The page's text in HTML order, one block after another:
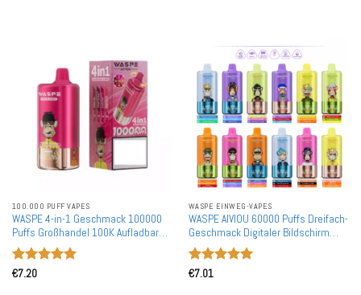
100.000 PUFF VAPES
WASPE 4-in-1 Geschmack 100000
Puffs Großhandel 100K Aufladbare
Einweg-Vapes Großhandel
Bewertet
€7.20
WASPE EINWEG-VAPES
WASPE AIVIOU 60000 Puffs Dreifach-
Geschmack Digitaler Bildschirm
Großhandel 60K Wiederaufladbare
Einweg-Vapes Großhandel
Bewertet
€7.01